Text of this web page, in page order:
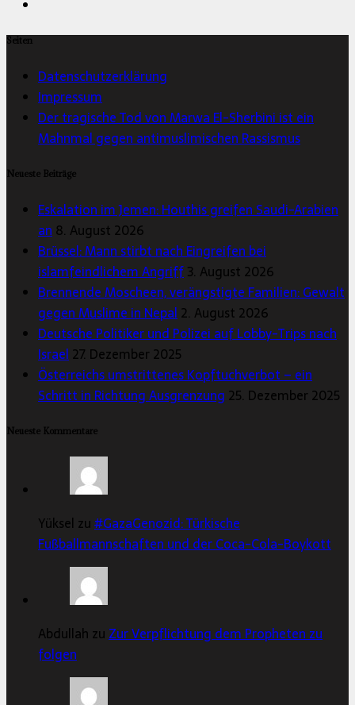
Seiten
Datenschutzerklärung
Impressum
Der tragische Tod von Marwa El-Sherbini ist ein
Mahnmal gegen antimuslimischen Rassismus
Neueste Beiträge
Eskalation im Jemen: Houthis greifen Saudi-Arabien
an 8. August 2026
Brüssel: Mann stirbt nach Eingreifen bei
islamfeindlichem Angriff3. August 2026
Brennende Moscheen, verängstigte Familien: Gewalt
gegen Muslime in Nepal 2. August 2026
Deutsche Politiker und Polizei auf Lobby-Trips nach
Israel 27. Dezember 2025
Österreichs umstrittenes Kopftuchverbot – ein
Schritt in Richtung Ausgrenzung 25. Dezember 2025
Neueste Kommentare
Yüksel zu#GazaGenozid: Türkische
Fußballmannschaften und der Coca-Cola-Boykott
Abdullah zu Zur Verpflichtung dem Propheten zu
folgen